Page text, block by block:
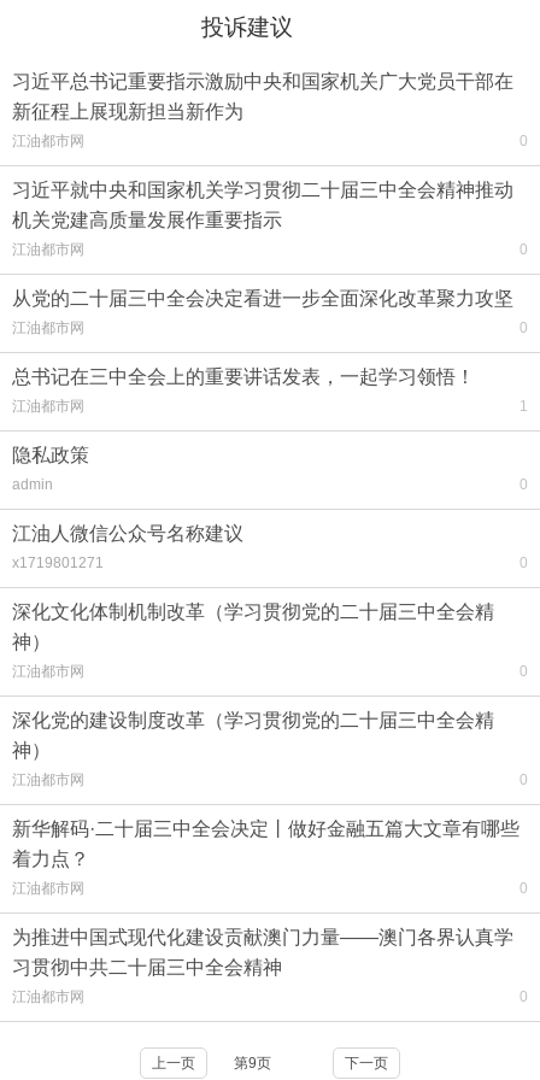
投诉建议
习近平总书记重要指示激励中央和国家机关广大党员干部在
新征程上展现新担当新作为
江油都市网 0
习近平就中央和国家机关学习贯彻二十届三中全会精神推动
机关党建高质量发展作重要指示
江油都市网 0
从党的二十届三中全会决定看进一步全面深化改革聚力攻坚
江油都市网 0
总书记在三中全会上的重要讲话发表，一起学习领悟！
江油都市网 1
隐私政策
admin 0
江油人微信公众号名称建议
x1719801271 0
深化文化体制机制改革（学习贯彻党的二十届三中全会精
神）
江油都市网 0
深化党的建设制度改革（学习贯彻党的二十届三中全会精
神）
江油都市网 0
新华解码·二十届三中全会决定丨做好金融五篇大文章有哪些
着力点？
江油都市网 0
为推进中国式现代化建设贡献澳门力量——澳门各界认真学
习贯彻中共二十届三中全会精神
江油都市网 0
上一页 第9页 下一页